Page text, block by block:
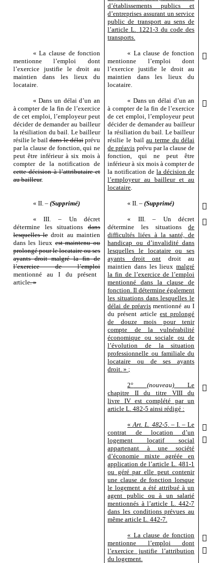
d’établissements publics et
d’entreprises assurant un service
public de transport au sens de
l’article L. 1221 ‑3 du code des
transports.
« La clause de fonction
mentionne l’emploi dont
l’exercice justifie le droit au
maintien dans les lieux du
locataire.
« La clause de fonction
mentionne l’emploi dont
l’exercice justifie le droit au
maintien dans les lieux du
locataire.

« Dans un délai d’un an
à compter de la fin de l’exercice
de cet emploi, l’employeur peut
décider de demander au bailleur
la résiliation du bail. Le bailleur
résilie le baildans le délaiprévu
par la clause de fonction, qui ne
peut être inférieur à six mois à
compter de la notification de
cette décision à l’attributaire et
au bailleur.
« Dans un délai d’un an
à compter de la fin de l’exercice
de cet emploi, l’employeur peut
décider de demander au bailleur
la résiliation du bail. Le bailleur
résilie le bailau terme du délai
de préavis prévu par la clause de
fonction, qui ne peut être
inférieur à six mois à compter de
la notification dela décision de
l’employeur au bailleur et au
locataire

« II. – (Supprimé) « II. – (Supprimé) 
« III. –
Un décret
détermine les situationsdans
lesquelles le droit au maintien
dans les lieuxest maintenu ou
prolongé pour le locataire ou ses
ayants droit malgré la fin de
l’exercice de l’emploi
mentionné au
I du présent
article. »
« III. –
Un décret
détermine les situationsde
difficultés liées à la santé, de
handicap ou d’invalidité dans
lesquelles le locataire ou ses
ayants droit ont droit au
maintien dans les lieuxmalgré
la fin de l’exercice de l’emploi
mentionné dans la clause de
fonction. Il détermine également
les situations dans lesquelles le
délai de préavismentionné au I
du présent article est prolongé
de douze
mois pour tenir
compte de la vulnérabilité
économique ou sociale ou de
l’évolution de la situation
professionnelle ou familiale du
locataire ou de ses ayants
droit. » ;

2° (nouveau)Le
chapitre
II du titre
VIII du
livre IV est complété par un
article L. 482‑5 ainsi rédigé :

« Art. L. 482‑5 – I. – Le
contrat de location d’un
logement locatif social
appartenant à une société
d’économie mixte agréée en
application de l’article L. 481‑1
ou géré par elle peut contenir
une clause de fonction lorsque
le logement a été attribué à un
agent public ou à un salarié
mentionnés à l’article L. 442‑7
dans les conditions prévues au
même article L. 442‑7.


« La clause de fonction
mentionne l’emploi dont
l’exercice justifie l’attribution
du logement.

